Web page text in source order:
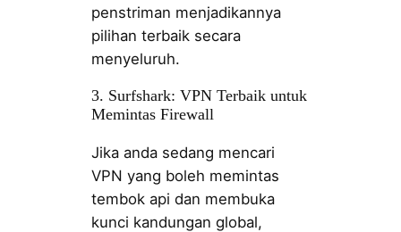
penstriman menjadikannya
pilihan terbaik secara
menyeluruh.
3. Surfshark: VPN Terbaik untuk
Memintas Firewall
Jika anda sedang mencari
VPN yang boleh memintas
tembok api dan membuka
kunci kandungan global,